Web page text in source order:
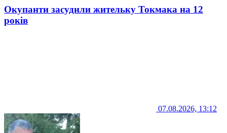
Окупанти засудили жительку Токмака на 12
років
07.08.2026, 13:12